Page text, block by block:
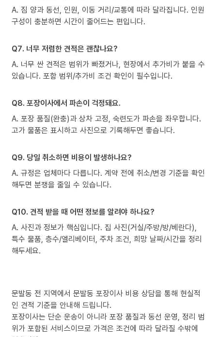
A. 짐 양과 동선, 인원, 이동 거리/교통에 따라 달라집니다. 인원
구성이 충분하면 시간이 줄어드는 편입니다.
Q7. 너무 저렴한 견적은 괜찮나요?
A. 너무 싼 견적은 범위가 빠졌거나, 현장에서 추가비가 붙을 수
있습니다. 포함 범위/추가비 조건 확인이 필수입니다.
Q8. 포장이사에서 파손이 걱정돼요.
A. 포장 품질(완충)과 상차 고정, 숙련도가 파손을 좌우합니다.
고가 물품은 표시하고 사진으로 기록해두면 좋습니다.
Q9. 당일 취소하면 비용이 발생하나요?
A. 규정은 업체마다 다릅니다. 계약 전에 취소/변경 기준을 확인
해두면 분쟁을 줄일 수 있습니다.
Q10. 견적 받을 때 어떤 정보를 알려야 하나요?
A. 사진과 정보가 핵심입니다. 집 사진(거실/주방/방/베란다),
특수 물품, 층수/엘리베이터, 주차 조건, 희망 날짜/시간을 정리
해두세요.
문발동 전 지역에서 문발동 포장이사 비용 상담을 통해 현실적
인 견적 기준을 안내해 드립니다.
포장이사는 단순 운송이 아니라 포장 품질과 동선 운영, 정리 범
위가 포함된 서비스이므로 가격은 조건에 따라 달라질 수밖에